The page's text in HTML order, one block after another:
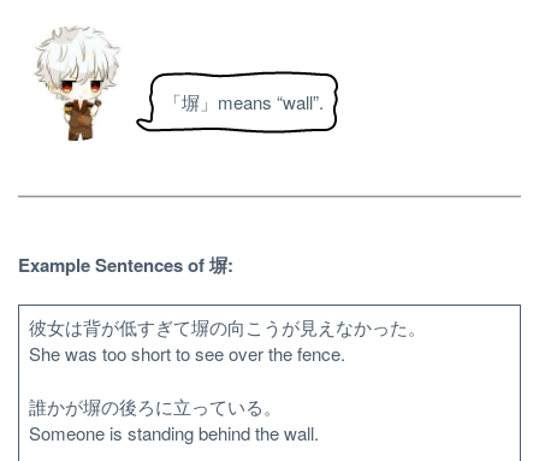
「塀」means “wall”.
Example Sentences of 塀:
彼女は背が低すぎて塀の向こうが見えなかった。
She was too short to see over the fence.
誰かが塀の後ろに立っている。
Someone is standing behind the wall.